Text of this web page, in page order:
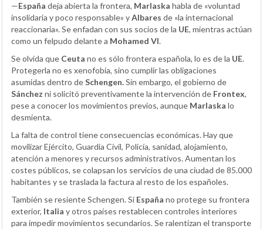
—España deja abierta la frontera, Marlaska habla de «voluntad
insolidaria y poco responsable» yAlbares de «la internacional
reaccionaria». Se enfadan con sus socios de la UE, mientras actúan
como un felpudo delante a Mohamed VI.
Se olvida que Ceuta no es sólo frontera española, lo es de la UE.
Protegerla no es xenofobia, sino cumplir las obligaciones
asumidas dentro deSchengen.Sin embargo, el gobierno de
Sánchez ni solicitó preventivamente la intervención de Frontex,
pese a conocer los movimientos previos, aunque Marlaska lo
desmienta.
La falta de control tiene consecuencias económicas. Hay que
movilizar Ejército, Guardia Civil, Policía, sanidad, alojamiento,
atención a menores y recursos administrativos. Aumentan los
costes públicos, se colapsan los servicios de una ciudad de 85.000
habitantes y se traslada la factura al resto de los españoles.
También se resiente Schengen. Si España no protege su frontera
exterior, Italia y otros países restablecen controles interiores
para impedir movimientos secundarios. Se ralentizan el transporte